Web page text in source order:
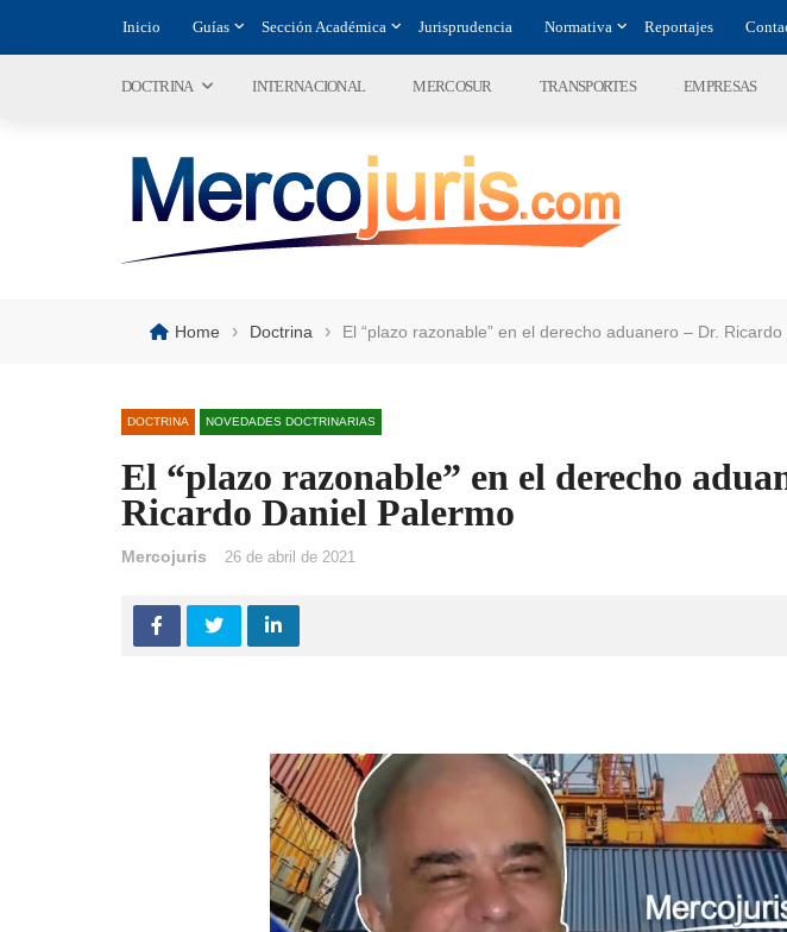
Inicio Guías Sección Académica Jurisprudencia Normativa Reportajes
DOCTRINA INTERNACIONAL MERCOSUR TRANSPORTES EMPRESAS
Home › Doctrina › El “plazo razonable” en el derecho aduanero – Dr.
DOCTRINA NOVEDADES DOCTRINARIAS
El “plazo razonable” en el derecho
Ricardo Daniel Palermo
Mercojuris 26 de abril de 2021